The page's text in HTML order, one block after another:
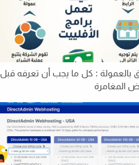
بالعمولة : كل ما يجب أن تعرفه قبل
المغامرة